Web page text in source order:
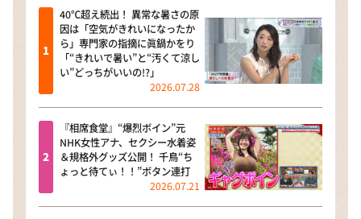
40℃超え続出！ 異常な暑さの原
因は「空気がきれいになったか
ら」専門家の指摘に眞鍋かをり
「“きれいで暑い”と“汚くて涼し
い”どっちがいいの!?」
2026.07.28
『相席食堂』“爆烈ボイン”元
NHK女性アナ、セクシー水着姿
＆規格外グッズ公開！ 千鳥“ち
ょっと待てぃ！！”ボタン連打
2026.07.21